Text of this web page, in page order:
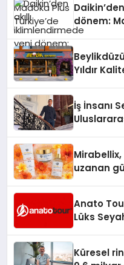
dönem:
Yıldır
İş İnsanı
uzanan
Anato
Lüks
Küresel